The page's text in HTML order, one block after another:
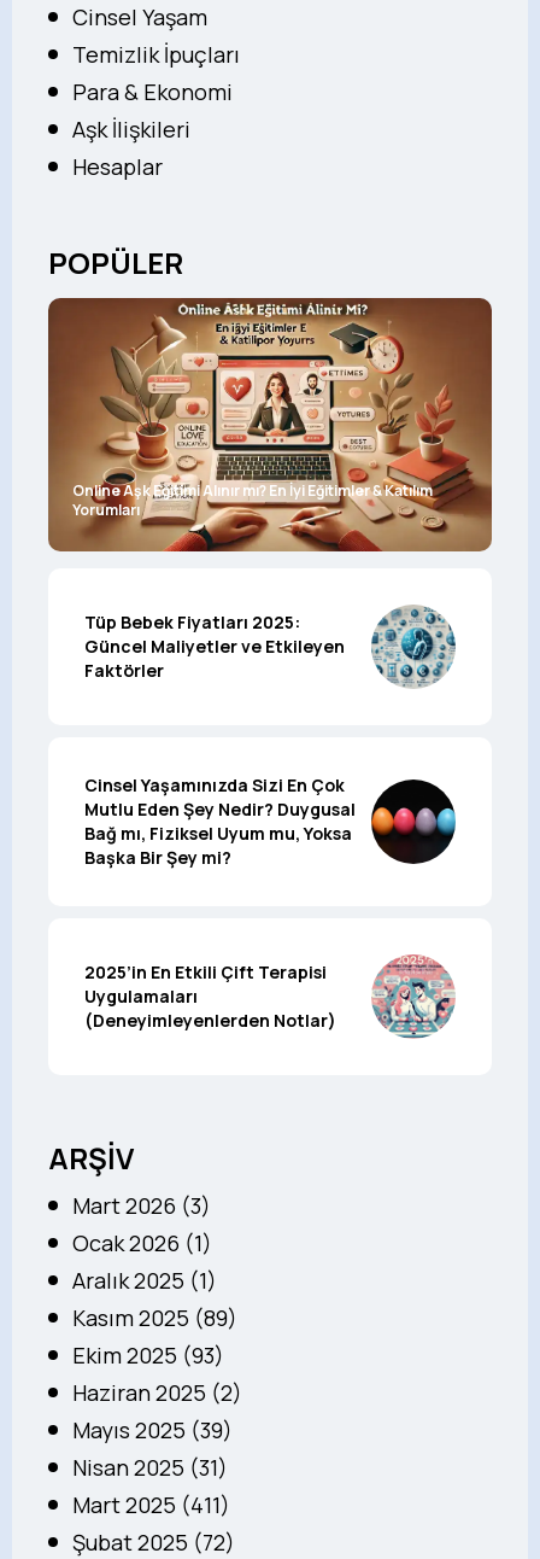
Cinsel Yaşam
Temizlik İpuçları
Para & Ekonomi
Aşk İlişkileri
Hesaplar
POPÜLER
Online Aşk Eğitimi Alınır mı? En İyi Eğitimler & Katılım
Yorumları
Tüp Bebek Fiyatları 2025:
Güncel Maliyetler ve Etkileyen
Faktörler
Cinsel Yaşamınızda Sizi En Çok
Mutlu Eden Şey Nedir? Duygusal
Bağ mı, Fiziksel Uyum mu, Yoksa
Başka Bir Şey mi?
2025’in En Etkili Çift Terapisi
Uygulamaları
(Deneyimleyenlerden Notlar)
ARŞİV
Mart 2026 (3)
Ocak 2026 (1)
Aralık 2025 (1)
Kasım 2025 (89)
Ekim 2025 (93)
Haziran 2025 (2)
Mayıs 2025 (39)
Nisan 2025 (31)
Mart 2025 (411)
Şubat 2025 (72)